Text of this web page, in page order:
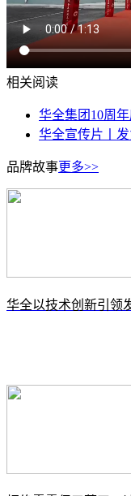
相关阅读
华全集团10周
华全宣传片丨
品牌故事更多>>
华全以技术创新引领